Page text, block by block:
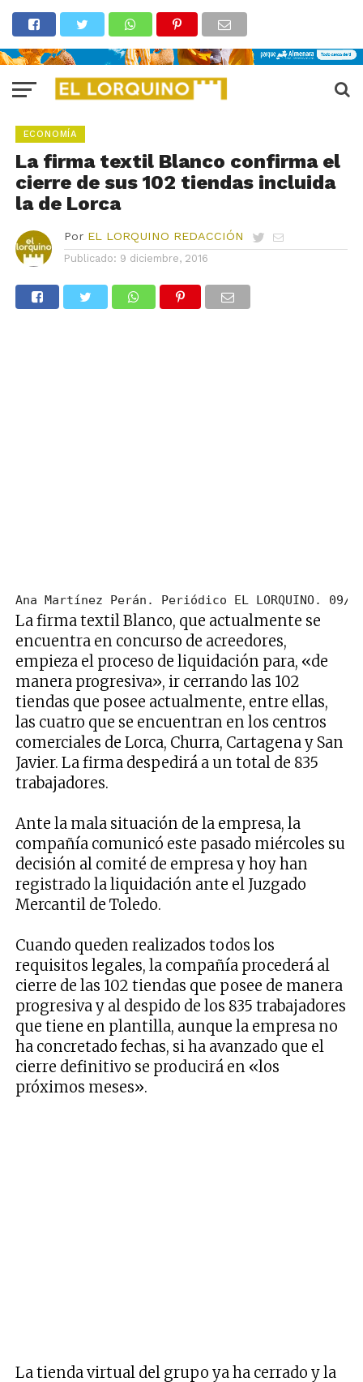
ECONOMÍA
La firma textil Blanco confirma el
cierre de sus 102 tiendas incluida
la de Lorca
Por EL LORQUINO REDACCIÓN
Publicado: 9 diciembre, 2016
Ana Martínez Perán. Periódico EL LORQUINO. 09/
La firma textil Blanco, que actualmente se
encuentra en concurso de acreedores,
empieza el proceso de liquidación para, «de
manera progresiva», ir cerrando las 102
tiendas que posee actualmente, entre ellas,
las cuatro que se encuentran en los centros
comerciales de Lorca, Churra, Cartagena y San
Javier. La firma despedirá a un total de 835
trabajadores.
Ante la mala situación de la empresa, la
compañía comunicó este pasado miércoles su
decisión al comité de empresa y hoy han
registrado la liquidación ante el Juzgado
Mercantil de Toledo.
Cuando queden realizados todos los
requisitos legales, la compañía procederá al
cierre de las 102 tiendas que posee de manera
progresiva y al despido de los 835 trabajadores
que tiene en plantilla, aunque la empresa no
ha concretado fechas, si ha avanzado que el
cierre definitivo se producirá en «los
próximos meses».
La tienda virtual del grupo ya ha cerrado y la